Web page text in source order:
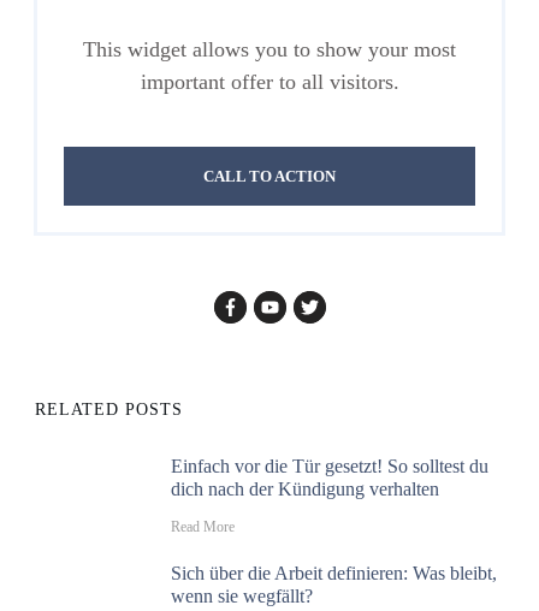
This widget allows you to show your most
important offer to all visitors.
CALL TO ACTION
RELATED POSTS
Einfach vor die Tür gesetzt! So solltest du
dich nach der Kündigung verhalten
​Read More
Sich über die Arbeit definieren: Was bleibt,
wenn sie wegfällt?